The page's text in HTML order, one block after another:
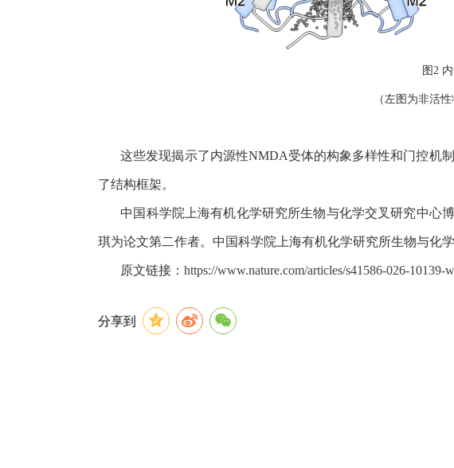
图 2
（左图为非活
这些发现揭示了内源性NMDA受体的构象多样性和门控机
了结构框架。
中国科学院上海有机化学研究所生物与化学交叉研究中心
琪为论文第二作者。中国科学院上海有机化学研究所生物与化
原文链接：https://www.nature.com/articles/s41586-026-10139-w
分享到